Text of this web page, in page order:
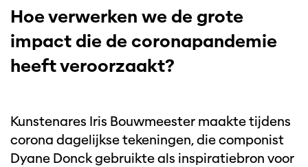
Hoe verwerken we de grote
impact die de coronapandemie
heeft veroorzaakt?
Kunstenares Iris Bouwmeester maakte tijdens
corona dagelijkse tekeningen, die componist
Dyane Donck gebruikte als inspiratiebron voor